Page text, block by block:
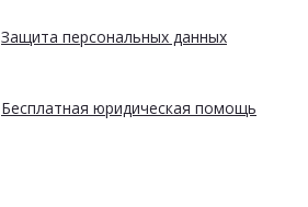
Защита персональных данных
Бесплатная юридическая помощь